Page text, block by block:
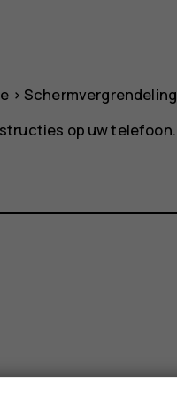
> Schermvergrendeling
op uw telefoon.